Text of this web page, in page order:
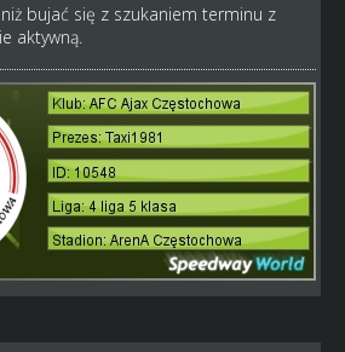
bujać się z szukaniem terminu z
aktywną.